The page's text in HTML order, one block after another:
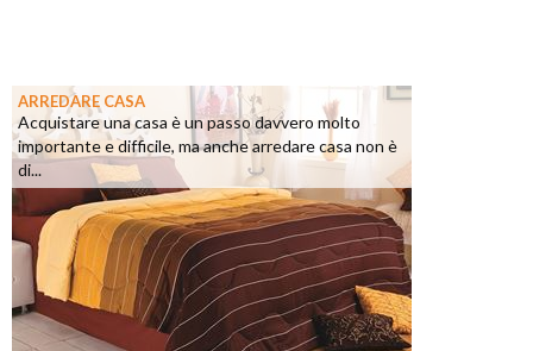
ARREDARE CASA
Acquistare una casa è un passo davvero molto
importante e difficile, ma anche arredare casa non è
di...